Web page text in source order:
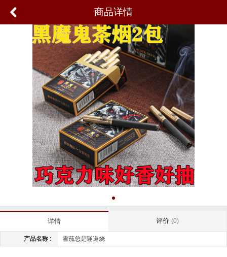
商品详情
详情 评价(0)
产品名称 : 雪茄总是隧道烧